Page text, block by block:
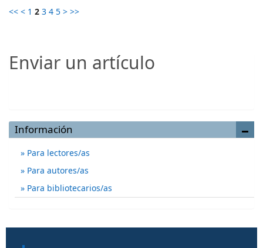
<< < 1 2 3 4 5 > >>
Enviar un artículo
Información
Para lectores/as
Para autores/as
Para bibliotecarios/as